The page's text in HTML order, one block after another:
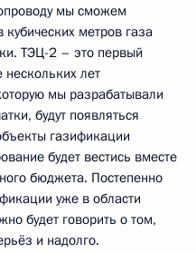
мы сможем
метров газа
ТЭЦ-2 – это первый
лет
мы разрабатывали
будут появляться
газификации
будет вестись вместе
бюджета. Постепенно
уже в области
будет говорить о том,
и надолго.